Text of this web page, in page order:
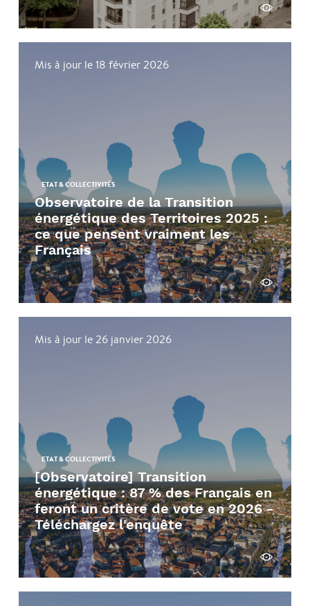
Voir
Mis à jour le 18 février 2026
ETAT & COLLECTIVITÉS
Observatoire de la Transition
énergétique des Territoires 2025 :
ce que pensent vraiment les
Français
Voir
Mis à jour le 26 janvier 2026
ETAT & COLLECTIVITÉS
[Observatoire] Transition
énergétique : 87 % des Français en
feront un critère de vote en 2026 -
Téléchargez l'enquête
Voir